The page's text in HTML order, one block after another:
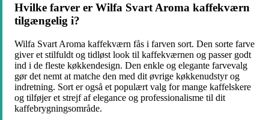
Hvilke farver er Wilfa Svart Aroma kaffekværn
tilgængelig i?
Wilfa Svart Aroma kaffekværn fås i farven sort. Den sorte farve
giver et stilfuldt og tidløst look til kaffekværnen og passer godt
ind i de fleste køkkendesign. Den enkle og elegante farvevalg
gør det nemt at matche den med dit øvrige køkkenudstyr og
indretning. Sort er også et populært valg for mange kaffelskere
og tilføjer et strejf af elegance og professionalisme til dit
kaffebrygningsområde.